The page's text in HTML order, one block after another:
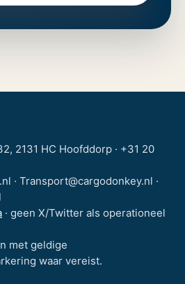
2131 HC Hoofddorp · +31 20
· Transport@cargodonkey.nl ·
· geen X/Twitter als operationeel
met geldige
waar vereist.